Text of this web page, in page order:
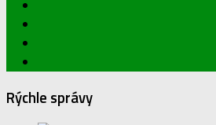
Rýchle správy